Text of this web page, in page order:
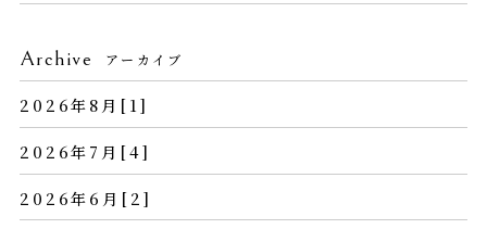
Archive アーカイブ
2026年8月[1]
2026年7月[4]
2026年6月[2]